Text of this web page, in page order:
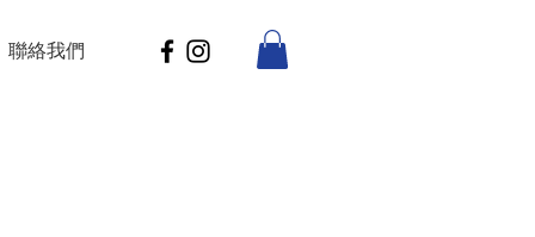
聯絡我們